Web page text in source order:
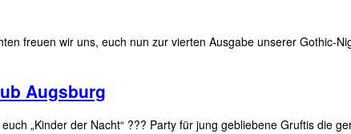
freuen wir uns, euch nun zur vierten Ausgabe unserer Gothic-
Augsburg
„Kinder der Nacht“ ??? Party für jung gebliebene Gruftis die